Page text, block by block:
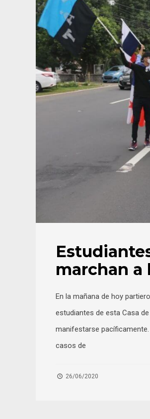
marchan a
En la mañana de hoy
estudiantes de esta Casa
manifestarse
casos de
26/06/2020